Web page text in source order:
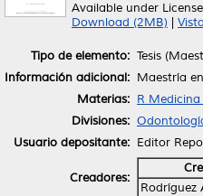
Available under License
Download (2MB)
Tipo de elemento: Tesis
Información adicional: Maestría
Materias: R
Divisiones:
Usuario depositante: Editor
Creadores:
Rodríguez